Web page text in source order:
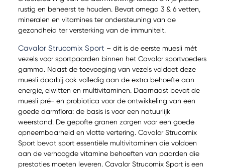
rustig en beheerst te houden. Bevat omega 3 & 6 vetten,
mineralen en vitamines ter ondersteuning van de
gezondheid ter versterking van de immuniteit.
Cavalor Strucomix Sport – dit is de eerste muesli mét
vezels voor sportpaarden binnen het Cavalor sportvoeders
gamma. Naast de toevoeging van vezels voldoet deze
muesli daarbij ook volledig aan de extra behoefte aan
energie, eiwitten en multivitaminen. Daarnaast bevat de
muesli pré- en probiotica voor de ontwikkeling van een
goede darmflora: de basis is voor een natuurlijk
weerstand. De gepofte granen zorgen voor een goede
opneembaarheid en vlotte vertering. Cavalor Strucomix
Sport bevat sport essentiële multivitaminen die voldoen
aan de verhoogde vitamine behoeften van paarden die
prestaties moeten leveren. Cavalor Strucomix Sport is een